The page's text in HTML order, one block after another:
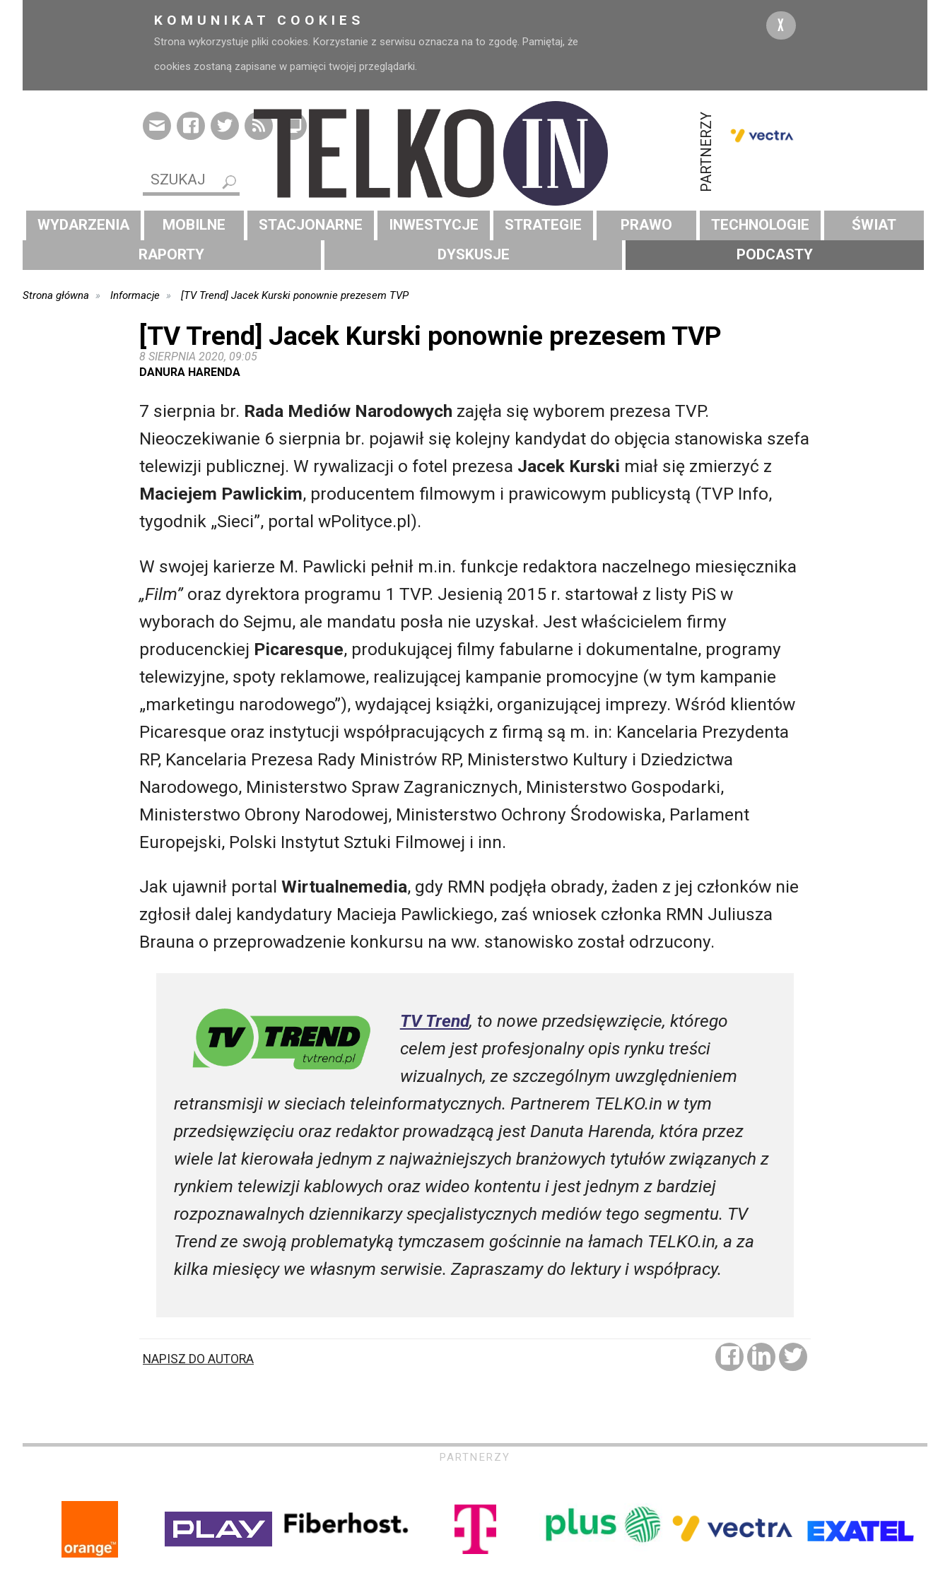
KOMUNIKAT COOKIES
Strona wykorzystuje pliki cookies. Korzystanie z serwisu oznacza na to zgodę. Pamiętaj, że
cookies zostaną zapisane w pamięci twojej przeglądarki.
X
PARTNERZY
WYDARZENIA MOBILNE STACJONARNE INWESTYCJE STRATEGIE PRAWO TECHNOLOGIE
ŚWIAT
RAPORTY
DYSKUSJE PODCASTY
Strona główna Informacje [TV Trend] Jacek Kurski ponownie prezesem TVP
[TV Trend] Jacek Kurski ponownie prezesem TVP
8 SIERPNIA 2020, 09:05
DANURA HARENDA
7 sierpnia br. Rada Mediów Narodowych zajęła się wyborem prezesa TVP.
Nieoczekiwanie 6 sierpnia br. pojawił się kolejny kandydat do objęcia stanowiska szefa
telewizji publicznej. W rywalizacji o fotel prezesa Jacek Kurski miał się zmierzyć z
Maciejem Pawlickim, producentem filmowym i prawicowym publicystą (TVP Info,
tygodnik „Sieci”, portal wPolityce.pl).
W swojej karierze M. Pawlicki pełnił m.in. funkcje redaktora naczelnego miesięcznika
„Film”oraz dyrektora programu 1 TVP. Jesienią 2015 r. startował z listy PiS w
wyborach do Sejmu, ale mandatu posła nie uzyskał. Jest właścicielem firmy
producenckiej Picaresque, produkującej filmy fabularne i dokumentalne, programy
telewizyjne, spoty reklamowe, realizującej kampanie promocyjne (w tym kampanie
„marketingu narodowego”), wydającej książki, organizującej imprezy. Wśród klientów
Picaresque oraz instytucji współpracujących z firmą są m. in: Kancelaria Prezydenta
RP, Kancelaria Prezesa Rady Ministrów RP, Ministerstwo Kultury i Dziedzictwa
Narodowego, Ministerstwo Spraw Zagranicznych, Ministerstwo Gospodarki,
Ministerstwo Obrony Narodowej, Ministerstwo Ochrony Środowiska, Parlament
Europejski, Polski Instytut Sztuki Filmowej i inn.
Jak ujawnił portal Wirtualnemedia, gdy RMN podjęła obrady, żaden z jej członków nie
zgłosił dalej kandydatury Macieja Pawlickiego, zaś wniosek członka RMN Juliusza
Brauna o przeprowadzenie konkursu na ww. stanowisko został odrzucony.
TV Trend, to nowe przedsięwzięcie, którego
celem jest profesjonalny opis rynku treści
wizualnych, ze szczególnym uwzględnieniem
retransmisji w sieciach teleinformatycznych. Partnerem TELKO.in w tym
przedsięwzięciu oraz redaktor prowadzącą jest Danuta Harenda, która przez
wiele lat kierowała jednym z najważniejszych branżowych tytułów związanych z
rynkiem telewizji kablowych oraz wideo kontentu i jest jednym z bardziej
rozpoznawalnych dziennikarzy specjalistycznych mediów tego segmentu. TV
Trend ze swoją problematyką tymczasem gościnnie na łamach TELKO.in, a za
kilka miesięcy we własnym serwisie. Zapraszamy do lektury i współpracy.
NAPISZ DO AUTORA
PARTNERZY